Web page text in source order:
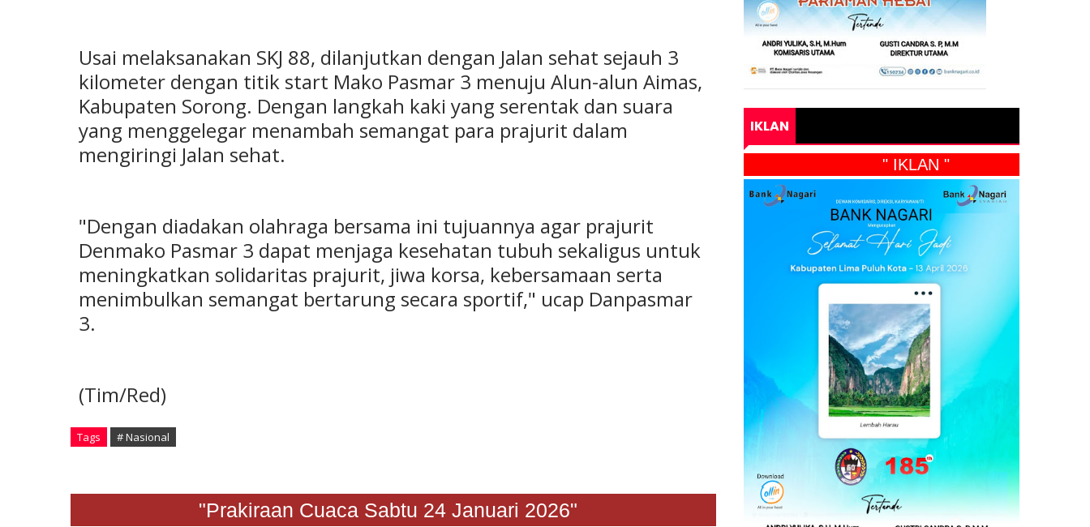
Usai melaksanakan SKJ 88, dilanjutkan dengan Jalan sehat sejauh 3
kilometer dengan titik start Mako Pasmar 3 menuju Alun-alun Aimas,
Kabupaten Sorong. Dengan langkah kaki yang serentak dan suara
yang menggelegar menambah semangat para prajurit dalam
mengiringi Jalan sehat.
"Dengan diadakan olahraga bersama ini tujuannya agar prajurit
Denmako Pasmar 3 dapat menjaga kesehatan tubuh sekaligus untuk
meningkatkan solidaritas prajurit, jiwa korsa, kebersamaan serta
menimbulkan semangat bertarung secara sportif," ucap Danpasmar
3.
(Tim/Red)
Tags # Nasional
"Prakiraan Cuaca Sabtu 24 Januari 2026"
IKLAN
" IKLAN "